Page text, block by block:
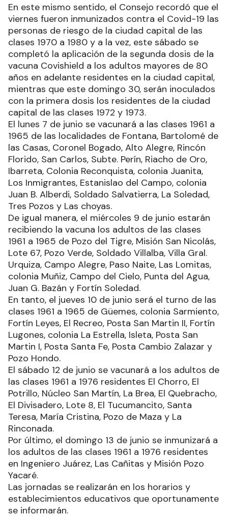
En este mismo sentido, el Consejo recordó que el
viernes fueron inmunizados contra el Covid-19 las
personas de riesgo de la ciudad capital de las
clases 1970 a 1980 y a la vez, este sábado se
completó la aplicación de la segunda dosis de la
vacuna Covishield a los adultos mayores de 80
años en adelante residentes en la ciudad capital,
mientras que este domingo 30, serán inoculados
con la primera dosis los residentes de la ciudad
capital de las clases 1972 y 1973.
El lunes 7 de junio se vacunará a las clases 1961 a
1965 de las localidades de Fontana, Bartolomé de
las Casas, Coronel Bogado, Alto Alegre, Rincón
Florido, San Carlos, Subte. Perín, Riacho de Oro,
Ibarreta, Colonia Reconquista, colonia Juanita,
Los Inmigrantes, Estanislao del Campo, colonia
Juan B. Alberdi, Soldado Salvatierra, La Soledad,
Tres Pozos y Las choyas.
De igual manera, el miércoles 9 de junio estarán
recibiendo la vacuna los adultos de las clases
1961 a 1965 de Pozo del Tigre, Misión San Nicolás,
Lote 67, Pozo Verde, Soldado Villalba, Villa Gral.
Urquiza, Campo Alegre, Paso Naite, Las Lomitas,
colonia Muñiz, Campo del Cielo, Punta del Agua,
Juan G. Bazán y Fortín Soledad.
En tanto, el jueves 10 de junio será el turno de las
clases 1961 a 1965 de Güemes, colonia Sarmiento,
Fortín Leyes, El Recreo, Posta San Martin II, Fortín
Lugones, colonia La Estrella, Isleta, Posta San
Martin I, Posta Santa Fe, Posta Cambio Zalazar y
Pozo Hondo.
El sábado 12 de junio se vacunará a los adultos de
las clases 1961 a 1976 residentes El Chorro, El
Potrillo, Núcleo San Martín, La Brea, El Quebracho,
El Divisadero, Lote 8, El Tucumancito, Santa
Teresa, María Cristina, Pozo de Maza y La
Rinconada.
Por último, el domingo 13 de junio se inmunizará a
los adultos de las clases 1961 a 1976 residentes
en Ingeniero Juárez, Las Cañitas y Misión Pozo
Yacaré.
Las jornadas se realizarán en los horarios y
establecimientos educativos que oportunamente
se informarán.